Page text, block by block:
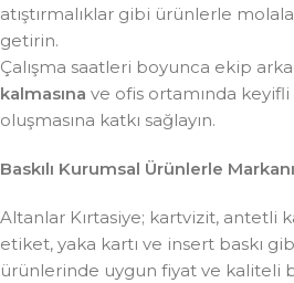
atıştırmalıklar gibi ürünlerle
getirin.
Çalışma saatleri boyunca ekip
kalmasına ve ofis ortamında
oluşmasına katkı sağlayın.
Baskılı Kurumsal Ürünlerle
Altanlar Kırtasiye; kartvizit, antetli
etiket, yaka kartı ve insert baskı
ürünlerinde uygun fiyat ve kaliteli